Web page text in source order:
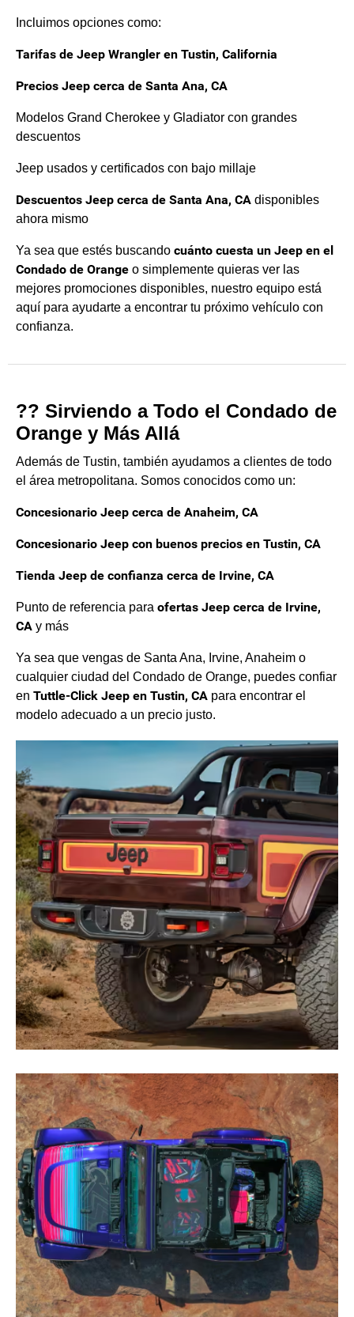
Incluimos opciones como:
Tarifas de Jeep Wrangler en Tustin, California
Precios Jeep cerca de Santa Ana, CA
Modelos Grand Cherokee y Gladiator con grandes
descuentos
Jeep usados y certificados con bajo millaje
Descuentos Jeep cerca de Santa Ana, CA disponibles
ahora mismo
Ya sea que estés buscando cuánto cuesta un Jeep en el
Condado de Orange o simplemente quieras ver las
mejores promociones disponibles, nuestro equipo está
aquí para ayudarte a encontrar tu próximo vehículo con
confianza.
?? Sirviendo a Todo el Condado de
Orange y Más Allá
Además de Tustin, también ayudamos a clientes de todo
el área metropolitana. Somos conocidos como un:
Concesionario Jeep cerca de Anaheim, CA
Concesionario Jeep con buenos precios en Tustin, CA
Tienda Jeep de confianza cerca de Irvine, CA
Punto de referencia para ofertas Jeep cerca de Irvine,
CA y más
Ya sea que vengas de Santa Ana, Irvine, Anaheim o
cualquier ciudad del Condado de Orange, puedes confiar
en Tuttle-Click Jeep en Tustin, CA para encontrar el
modelo adecuado a un precio justo.